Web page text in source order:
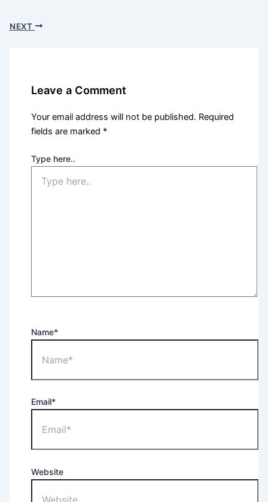
NEXT
Leave a Comment
Your email address will not be published. Required
fields are marked *
Type here..
Name*
Email*
Website